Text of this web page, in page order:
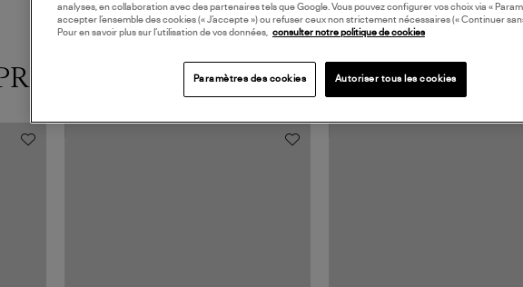
VUS
analyses, en collaboration avec des partenaires tels que Google. Vous pouvez configurer vos choix via «
accepter l’ensemble des cookies (« J’accepte ») ou refuser ceux non strictement nécessaires (« Continuer
Pour en savoir plus sur l’utilisation de vos données, consulter notre politique de cookies
Paramètres des cookies Autoriser tous les cookies